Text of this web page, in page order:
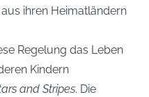
ihren Heimatländern
Regelung das Leben
Kindern
and Stripes. Die